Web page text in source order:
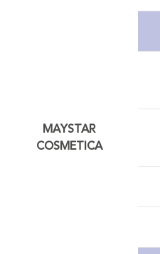
MAYSTAR
COSMETICA